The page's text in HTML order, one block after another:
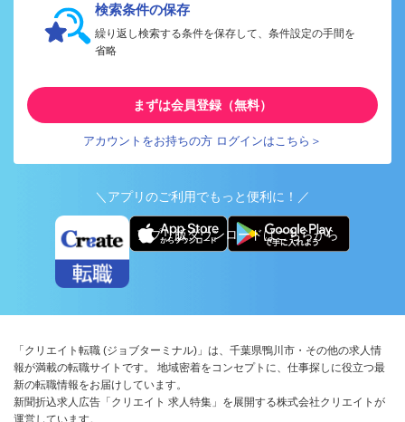
検索条件の保存
繰り返し検索する条件を保存して、条件設定の手間を
省略
まずは会員登録（無料）
アカウントをお持ちの方 ログインはこちら＞
＼アプリのご利用でもっと便利に！／
アプリ版ダウンロードはこちらから
「クリエイト転職 (ジョブターミナル)」は、千葉県鴨川市・その他の求人情
報が満載の転職サイトです。 地域密着をコンセプトに、仕事探しに役立つ最
新の転職情報をお届けしています。
新聞折込求人広告「クリエイト 求人特集」を展開する株式会社クリエイトが
運営しています。